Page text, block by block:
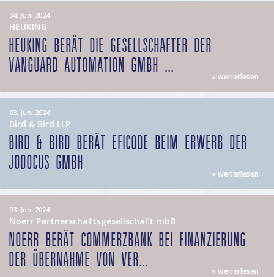
04. Juni 2024
HEUKING
HEUKING BERÄT DIE GESELLSCHAFTER DER
VANGUARD AUTOMATION GMBH ...
» weiterlesen
03. Juni 2024
Bird & Bird LLP
BIRD & BIRD BERÄT EFICODE BEIM ERWERB DER
JODOCUS GMBH
» weiterlesen
03. Juni 2024
Noerr Partnerschaftsgesellschaft mbB
NOERR BERÄT COMMERZBANK BEI FINANZIERUNG
DER ÜBERNAHME VON VER...
» weiterlesen